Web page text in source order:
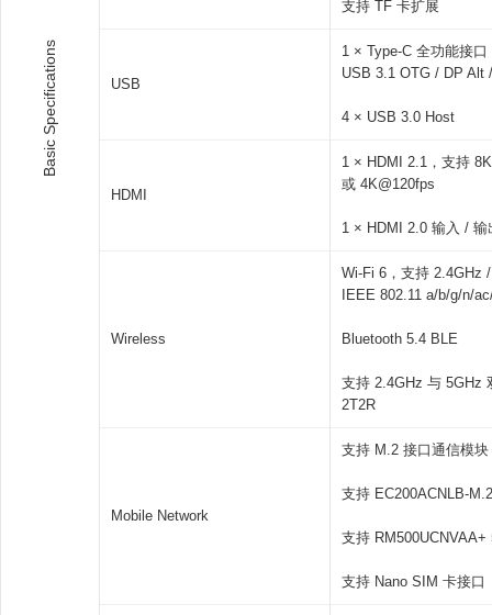
Basic Specifications
支持 TF 卡扩展
USB
1 × Type-C 全功能接口
USB 3.1 OTG / DP Alt
4 × USB 3.0 Host
HDMI
1 × HDMI 2.1，支持
或 4K@120fps
1 × HDMI 2.0 输入 / 输
Wireless
Wi-Fi 6，支持 2.4GHz
IEEE 802.11 a/b/g/n/
Bluetooth 5.4 BLE
支持 2.4GHz 与 5GHz
2T2R
Mobile Network
支持 M.2 接口通信模块
支持 EC200ACNLB-
支持 RM500UCNVAA+
支持 Nano SIM 卡接口